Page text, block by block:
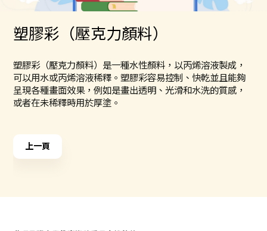
塑膠彩（壓克力顏料）
塑膠彩（壓克力顏料）是一種水性顏料，以丙烯溶液製成，
可以用水或丙烯溶液稀釋。塑膠彩容易控制、快乾並且能夠
呈現各種畫面效果，例如是畫出透明、光滑和水洗的質感，
或者在未稀釋時用於厚塗。
上一頁